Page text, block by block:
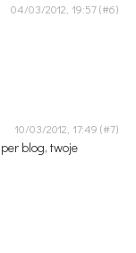
04/03/2012, 19:57
10/03/2012, 17:49
blog, twoje